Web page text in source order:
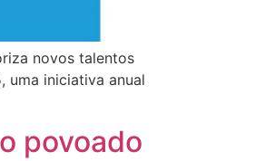
novos talentos
uma iniciativa anual
povoado